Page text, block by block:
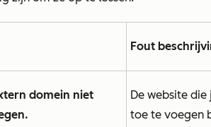
Fout
domein niet
De website
toe te voegen